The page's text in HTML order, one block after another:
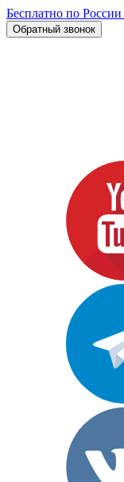
Бесплатно по России
Обратный звонок